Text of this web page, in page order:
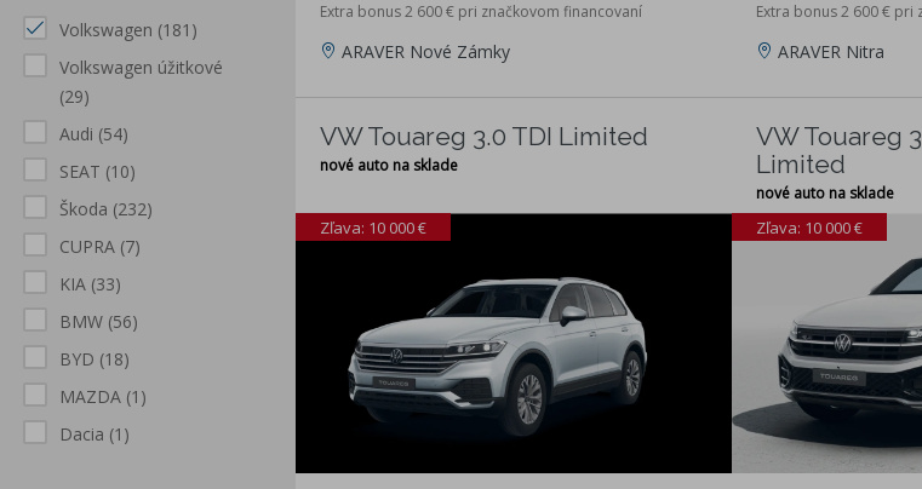
Volkswagen (181)
Volkswagen úžitkové
(29)
Audi (54)
SEAT (10)
Škoda (232)
CUPRA (7)
KIA (33)
BMW (56)
BYD (18)
MAZDA (1)
Dacia (1)
Extra bonus 2 600 € pri značkovom financovaní
ARAVER Nové Zámky
Extra bonus 2 600 €
ARAVER Nitra
VW Touareg 3.0 TDI Limited
nové auto na sklade
Zľava: 10 000 €
VW Touareg
Limited
nové auto na sklade
Zľava: 10 000 €